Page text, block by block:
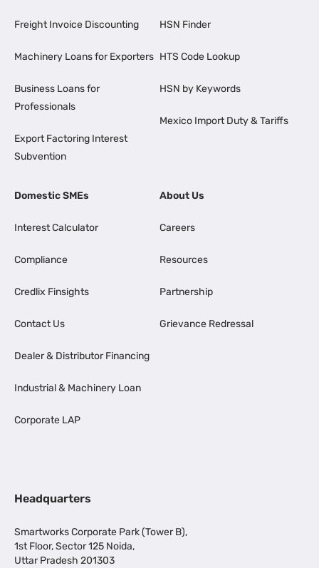
Freight Invoice Discounting
Machinery Loans for Exporters
Business Loans for
Professionals
Export Factoring Interest
Subvention
HSN Finder
HTS Code Lookup
HSN by Keywords
Mexico Import Duty & Tariffs
Domestic SMEs
Interest Calculator
Compliance
Credlix Finsights
Contact Us
Dealer & Distributor Financing
Industrial & Machinery Loan
Corporate LAP
About Us
Careers
Resources
Partnership
Grievance Redressal
Headquarters
Smartworks Corporate Park (Tower B),
1st Floor, Sector 125 Noida,
Uttar Pradesh 201303